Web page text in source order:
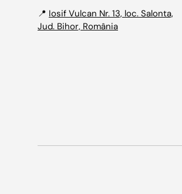
📍 Iosif Vulcan Nr. 13, loc. Salonta,
Jud. Bihor, România